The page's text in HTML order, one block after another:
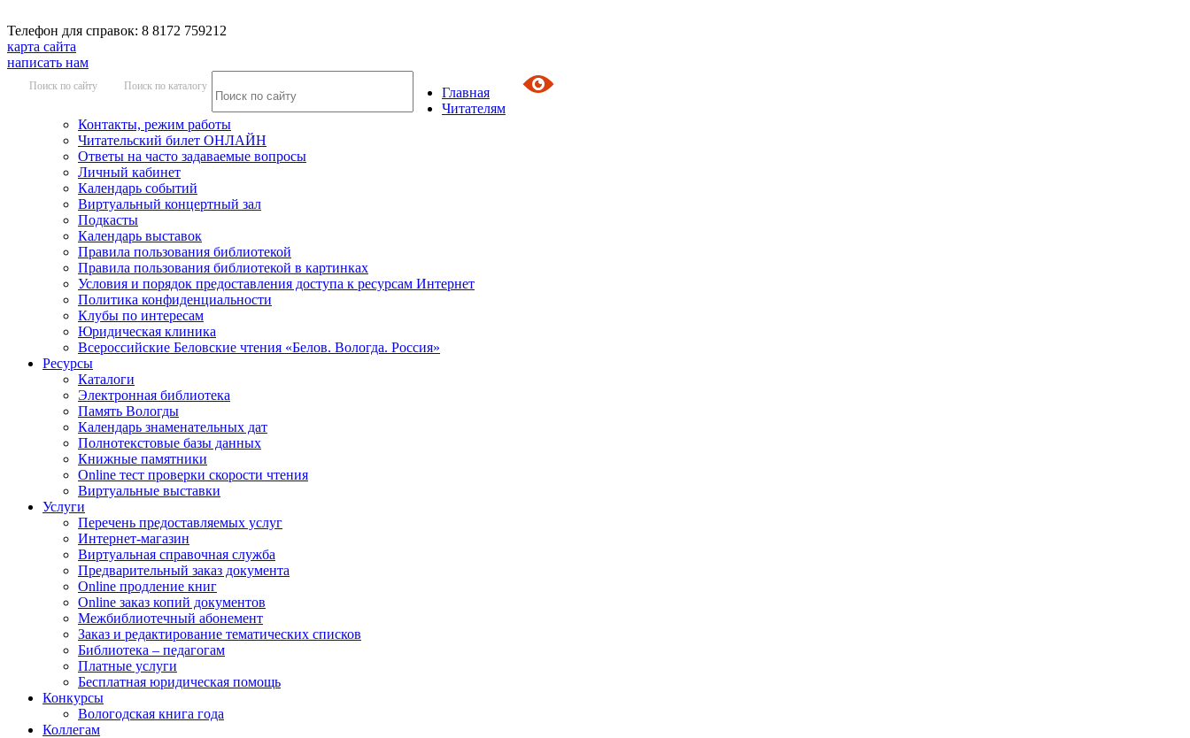
Телефон для справок: 8 8172 759212
карта сайта
написать нам
Поиск по сайту Поиск по каталогу
Главная
Читателям
Контакты, режим работы
Читательский билет ОНЛАЙН
Ответы на часто задаваемые вопросы
Личный кабинет
Календарь событий
Виртуальный концертный зал
Подкасты
Календарь выставок
Правила пользования библиотекой
Правила пользования библиотекой в картинках
Условия и порядок предоставления доступа к ресурсам Интернет
Политика конфиденциальности
Клубы по интересам
Юридическая клиника
Всероссийские Беловские чтения «Белов. Вологда. Россия»
Ресурсы
Каталоги
Электронная библиотека
Память Вологды
Календарь знаменательных дат
Полнотекстовые базы данных
Книжные памятники
Online тест проверки скорости чтения
Виртуальные выставки
Услуги
Перечень предоставляемых услуг
Интернет-магазин
Виртуальная справочная служба
Предварительный заказ документа
Online продление книг
Online заказ копий документов
Межбиблиотечный абонемент
Заказ и редактирование тематических списков
Библиотека – педагогам
Платные услуги
Бесплатная юридическая помощь
Конкурсы
Вологодская книга года
Коллегам